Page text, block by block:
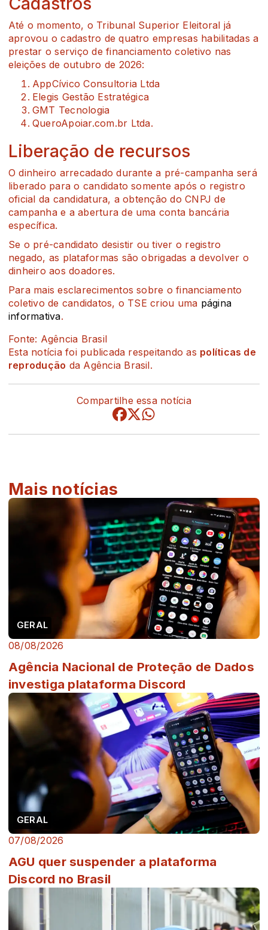
Até o momento, o Tribunal Superior Eleitoral já
aprovou o cadastro de quatro empresas habilitadas a
prestar o serviço de financiamento coletivo nas
eleições de outubro de 2026:
AppCívico Consultoria Ltda
Elegis Gestão Estratégica
GMT Tecnologia
QueroApoiar.com.br Ltda.
Liberação de recursos
O dinheiro arrecadado durante a pré-campanha será
liberado para o candidato somente após o registro
oficial da candidatura, a obtenção do CNPJ de
campanha e a abertura de uma conta bancária
específica.
Se o pré-candidato desistir ou tiver o registro
negado, as plataformas são obrigadas a devolver o
dinheiro aos doadores.
Para mais esclarecimentos sobre o financiamento
coletivo de candidatos, o TSE criou uma página
informativa.
Fonte: Agência Brasil
Esta notícia foi publicada respeitando as políticas de
reprodução da Agência Brasil.
Compartilhe essa notícia
Mais notícias
GERAL
08/08/2026
Agência Nacional de Proteção de Dados
investiga plataforma Discord
GERAL
07/08/2026
AGU quer suspender a plataforma
Discord no Brasil